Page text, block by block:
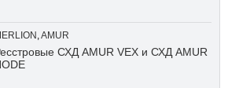
,AMUR
СХД AMUR VEX и СХД AMUR